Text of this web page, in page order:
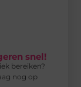
snel!
bereiken?
nog op